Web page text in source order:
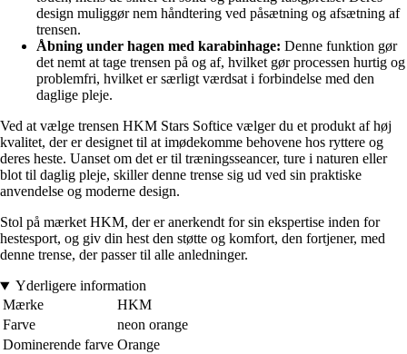
design muliggør nem håndtering ved påsætning og afsætning af
trensen.
Åbning under hagen med karabinhage: Denne funktion gør
det nemt at tage trensen på og af, hvilket gør processen hurtig og
problemfri, hvilket er særligt værdsat i forbindelse med den
daglige pleje.
Ved at vælge trensen HKM Stars Softice vælger du et produkt af høj
kvalitet, der er designet til at imødekomme behovene hos ryttere og
deres heste. Uanset om det er til træningsseancer, ture i naturen eller
blot til daglig pleje, skiller denne trense sig ud ved sin praktiske
anvendelse og moderne design.
Stol på mærket HKM, der er anerkendt for sin ekspertise inden for
hestesport, og giv din hest den støtte og komfort, den fortjener, med
denne trense, der passer til alle anledninger.
Yderligere information
Mærke
HKM
Farve
neon orange
Dominerende farve Orange